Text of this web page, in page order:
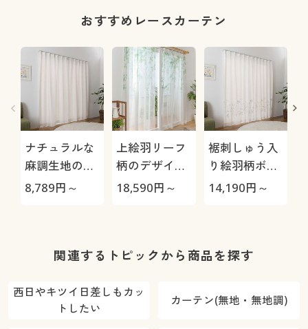
ク・モダン
柄・無地調
おすすめレースカーテン
ナチュラルな
麻調生地の無
地ボイルカー
8,789円～
上絵羽リーフ
柄のデザイン
ボイルカーテ
18,590円～
裾刺しゅう入
り絵羽柄ボイ
ルカーテン
14,190円～
関連するトピックから商品を探す
西日やキツイ日差しもカッ
トしたい
カーテン(無地・無地調)